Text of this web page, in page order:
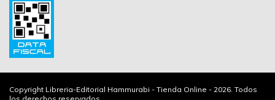
Copyright Libreria-Editorial Hammurabi - Tienda Online - 2026. Todos